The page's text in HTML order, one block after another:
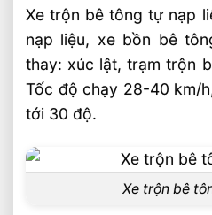
Xe trộn bê tông tự nạp
nạp liệu, xe bồn bê
thay: xúc lật, trạm trộn
Tốc độ chạy 28-40 km/
tới 30 độ.
Xe trộn bê